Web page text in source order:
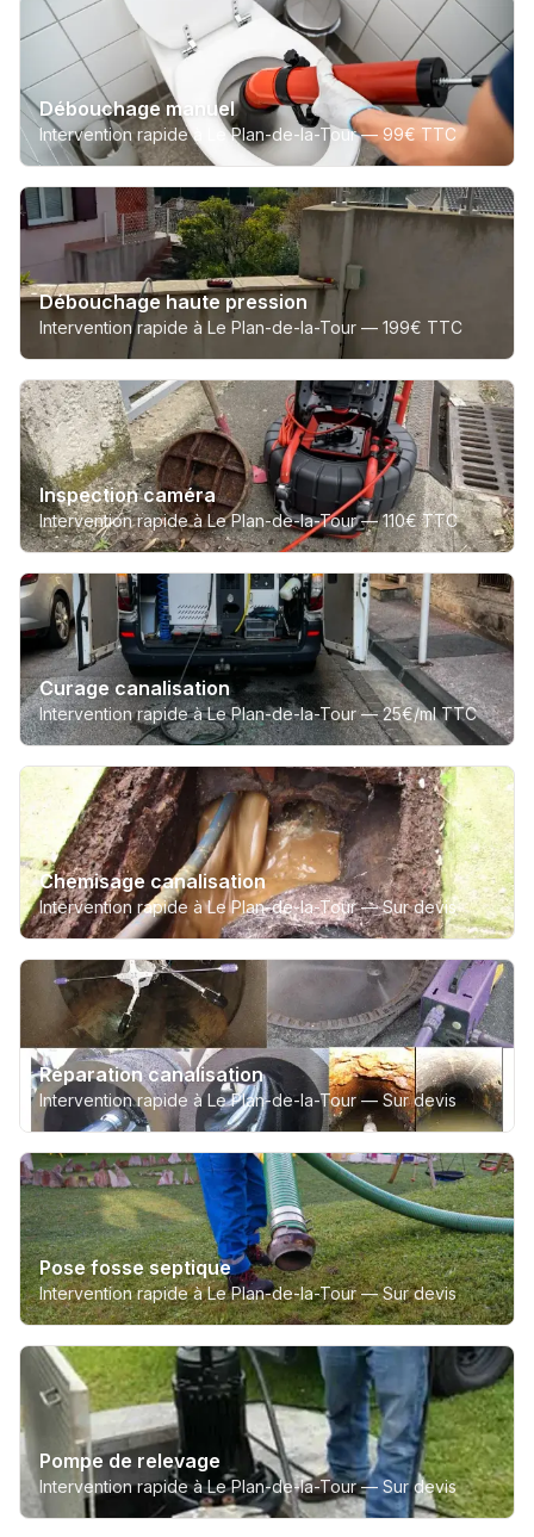
Débouchage manuel
Intervention rapide à Le Plan-de-la-Tour — 99€ TTC
Débouchage haute pression
Intervention rapide à Le Plan-de-la-Tour — 199€ TTC
Inspection caméra
Intervention rapide à Le Plan-de-la-Tour —110€ TTC
Curage canalisation
Intervention rapide à Le Plan-de-la-Tour —25€/ml TTC
Chemisage canalisation
Intervention rapide à Le Plan-de-la-Tour —Sur devis
Réparation canalisation
Intervention rapide à Le Plan-de-la-Tour — Sur devis
Pose fosse septique
Intervention rapide à Le Plan-de-la-Tour —Sur devis
Pompe de relevage
Intervention rapide à Le Plan-de-la-Tour — Sur devis